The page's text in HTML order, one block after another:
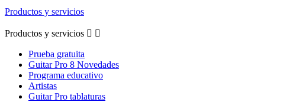
Productos y servicios
Productos y servicios  
Prueba gratuita
Guitar Pro 8 Novedades
Programa educativo
Artistas
Guitar Pro tablaturas